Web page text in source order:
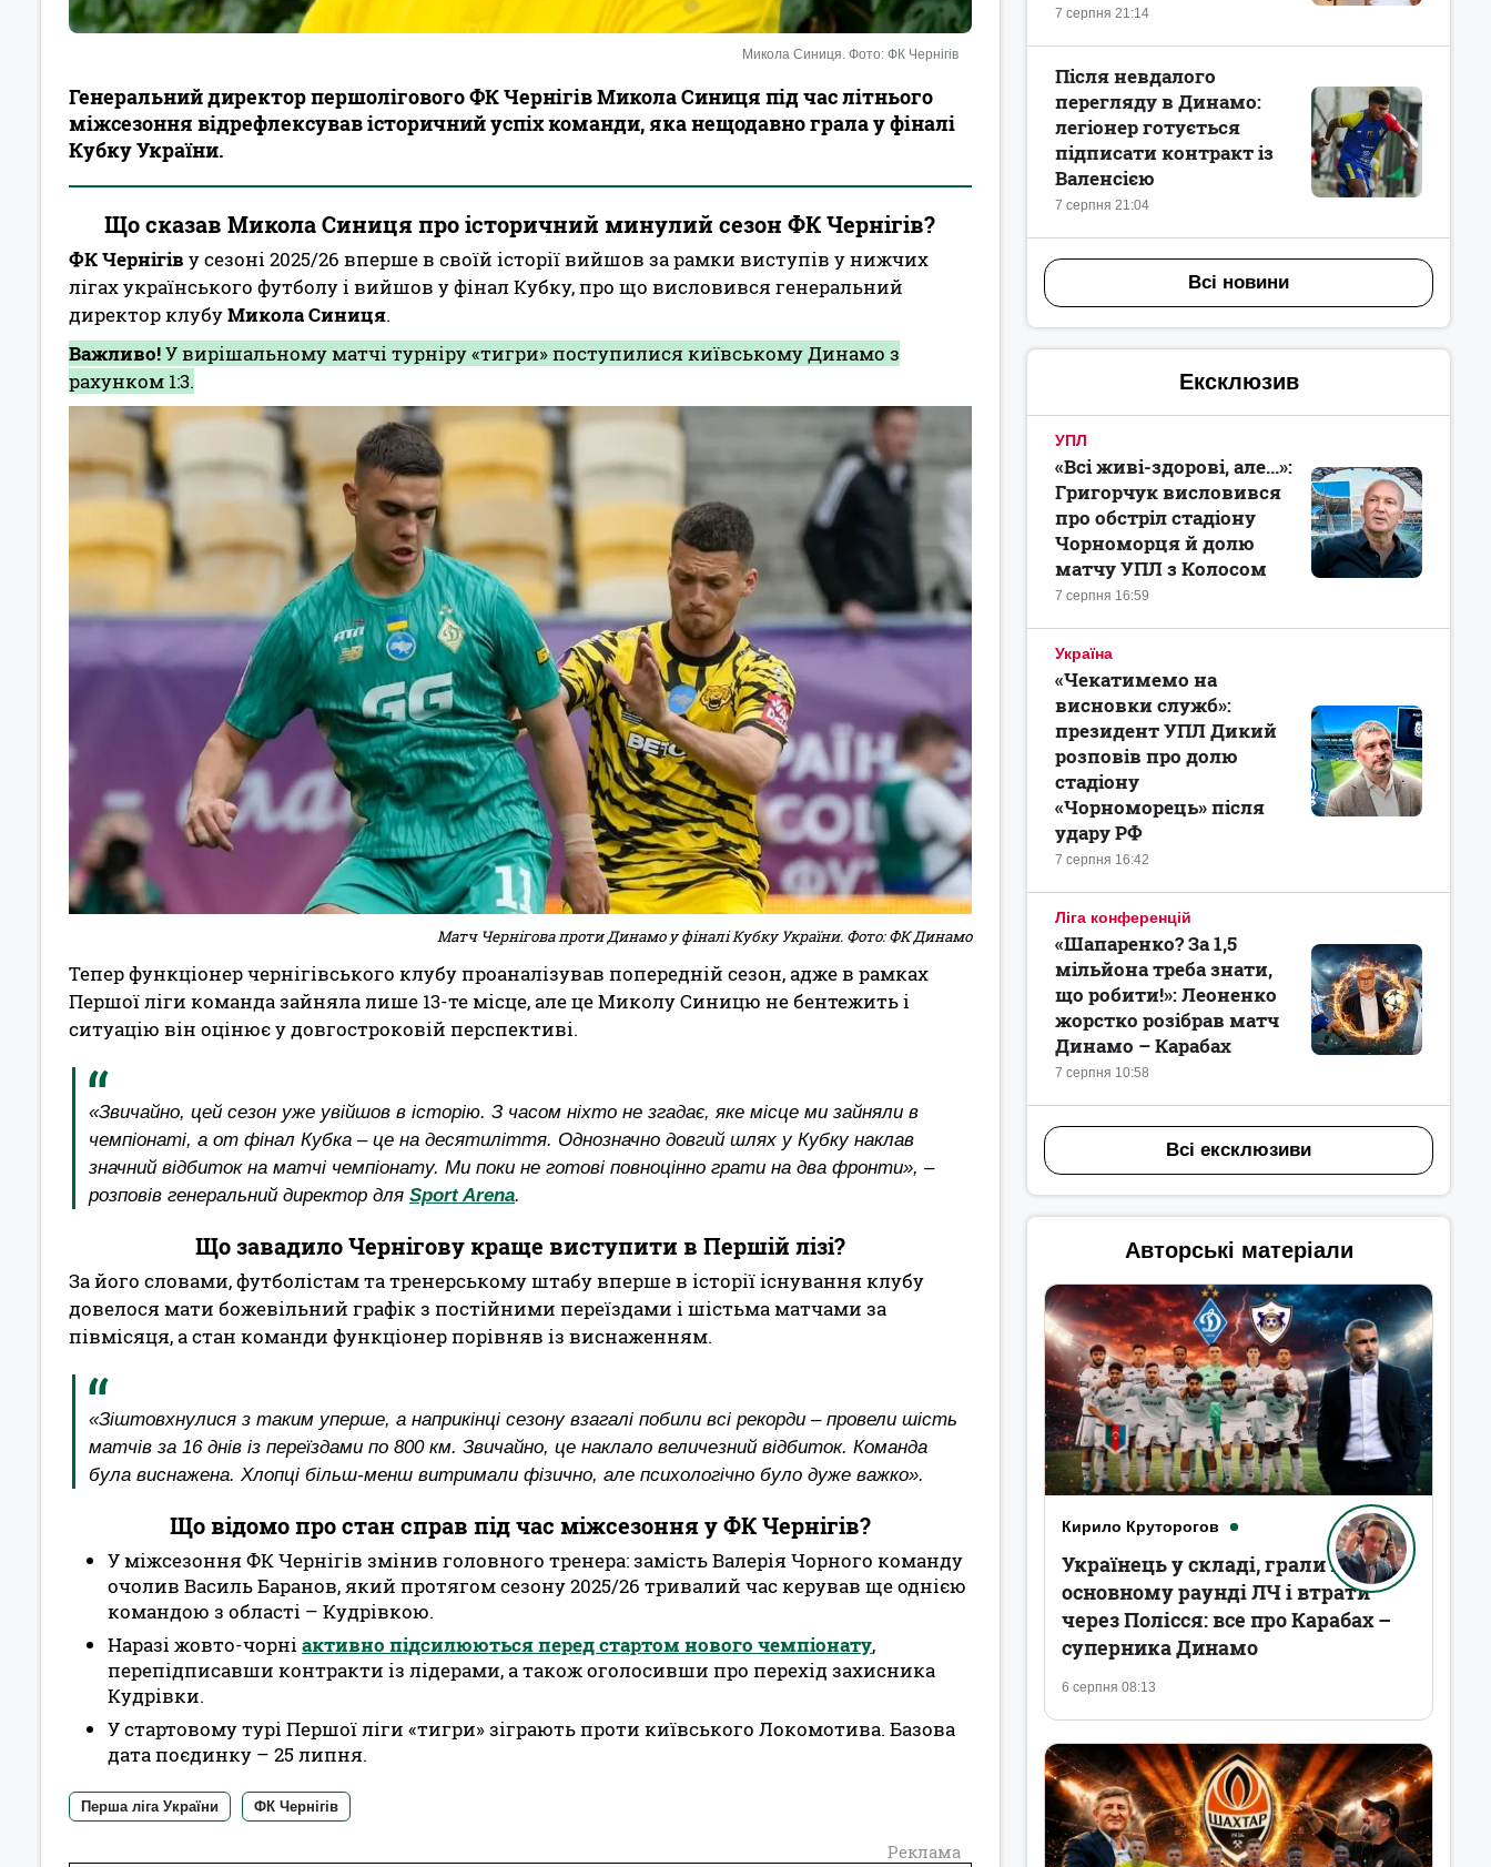
Микола Синиця. Фото: ФК Чернігів
Генеральний директор першолігового ФК Чернігів Микола Синиця під час літнього
міжсезоння відрефлексував історичний успіх команди, яка нещодавно грала у фіналі
Кубку України.
Що сказав Микола Синиця про історичний минулий сезон ФК Чернігів?
ФК Чернігів у сезоні 2025/26 вперше в своїй історії вийшов за рамки виступів у нижчих
лігах українського футболу і вийшов у фінал Кубку, про що висловився генеральний
директор клубуМикола Синиця.
Важливо!У вирішальному матчі турніру «тигри» поступилися київському Динамо з
рахунком 1:3.
Матч Чернігова проти Динамо у фіналі Кубку України. Фото: ФК Динамо
Тепер функціонер чернігівського клубу проаналізував попередній сезон, адже в рамках
Першої ліги команда зайняла лише 13-те місце, але це Миколу Синицю не бентежить і
ситуацію він оцінює у довгостроковій перспективі.
«Звичайно, цей сезон уже увійшов в історію. З часом ніхто не згадає, яке місце ми зайняли в
чемпіонаті, а от фінал Кубка – це на десятиліття. Однозначно довгий шлях у Кубку наклав
значний відбиток на матчі чемпіонату. Ми поки не готові повноцінно грати на два фронти», –
розповів генеральний директор для Sport Arena.
Що завадило Чернігову краще виступити в Першій лізі?
За його словами, футболістам та тренерському штабу вперше в історії існування клубу
довелося мати божевільний графік з постійними переїздами і шістьма матчами за
півмісяця, а стан команди функціонер порівняв із виснаженням.
«Зіштовхнулися з таким уперше, а наприкінці сезону взагалі побили всі рекорди – провели шість
матчів за 16 днів із переїздами по 800 км. Звичайно, це наклало величезний відбиток. Команда
була виснажена. Хлопці більш-менш витримали фізично, але психологічно було дуже важко».
Що відомо про стан справ під час міжсезоння у ФК Чернігів?
У міжсезоння ФК Чернігів змінив головного тренера: замість Валерія Чорного команду
очолив Василь Баранов, який протягом сезону 2025/26 тривалий час керував ще однією
командою з області – Кудрівкою.
Наразі жовто-чорні активно підсилюються перед стартом нового чемпіонату,
перепідписавши контракти із лідерами, а також оголосивши про перехід захисника
Кудрівки.
У стартовому турі Першої ліги «тигри» зіграють проти київського Локомотива. Базова
дата поєдинку – 25 липня.
Перша ліга України ФК Чернігів
Реклама
7 серпня 21:14
7 серпня 21:04
Після невдалого
перегляду в Динамо:
легіонер готується
підписати контракт із
Валенсією
Всі новини
Ексклюзив
УПЛ
7 серпня 16:59
«Всі живі-здорові, але...»:
Григорчук висловився
про обстріл стадіону
Чорноморця й долю
матчу УПЛ з Колосом
Україна
7 серпня 16:42
«Чекатимемо на
висновки служб»:
президент УПЛ Дикий
розповів про долю
стадіону
«Чорноморець» після
удару РФ
Ліга конференцій
7 серпня 10:58
«Шапаренко? За 1,5
мільйона треба знати,
що робити!»: Леоненко
жорстко розібрав матч
Динамо – Карабах
Всі ексклюзиви
Авторські матеріали
Кирило Круторогов
6 серпня 08:13
Українець у складі, грали в
основному раунді ЛЧ і втрати
через Полісся: все про Карабах –
суперника Динамо